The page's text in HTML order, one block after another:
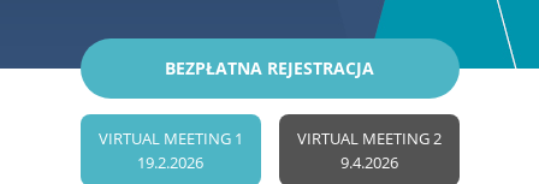
BEZPŁATNA REJESTRACJA
VIRTUAL MEETING 1
19.2.2026
VIRTUAL MEETING 2
9.4.2026